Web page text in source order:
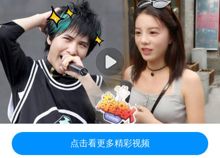
点击看更多精彩视频